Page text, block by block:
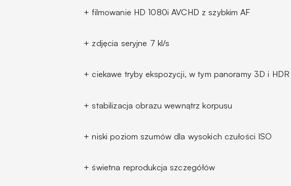
+ filmowanie HD 1080i AVCHD z szybkim AF
+ zdjęcia seryjne 7 kl/s
+ ciekawe tryby ekspozycji, w tym panoramy 3D i HDR
+ stabilizacja obrazu wewnątrz korpusu
+ niski poziom szumów dla wysokich czułości ISO
+ świetna reprodukcja szczegółów